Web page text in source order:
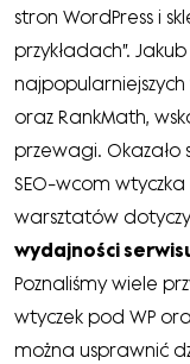
stron WordPress i
przykładach”.
najpopularniejszych
oraz RankMath,
przewagi. Okazało
SEO-wcom
warsztatów
wydajności
Poznaliśmy wiele
wtyczek pod WP
można usprawnić